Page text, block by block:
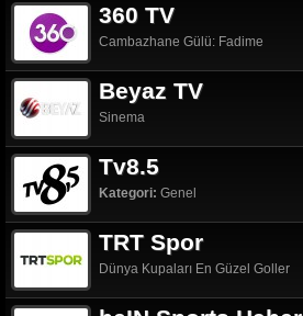
360 TV
Cambazhane Gülü: Fadime
Beyaz TV
Sinema
Tv8.5
Kategori: Genel
TRT Spor
Dünya Kupaları En Güzel Goller